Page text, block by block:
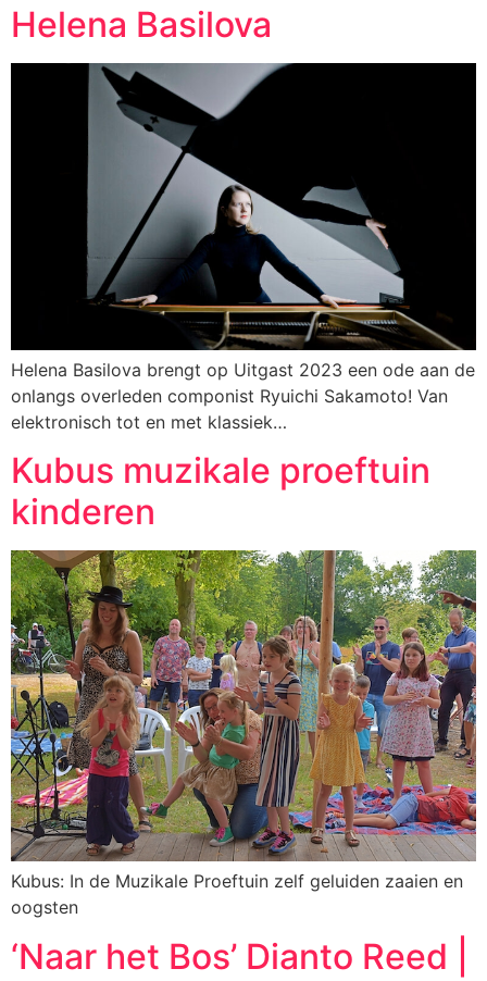
Helena Basilova
Helena Basilova brengt op Uitgast 2023 een ode aan de
onlangs overleden componist Ryuichi Sakamoto! Van
elektronisch tot en met klassiek…
Kubus muzikale proeftuin
kinderen
Kubus: In de Muzikale Proeftuin zelf geluiden zaaien en
oogsten
‘Naar het Bos’ Dianto Reed |